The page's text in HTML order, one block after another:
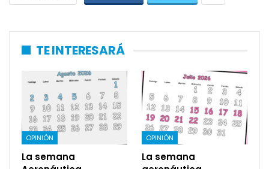
TE INTERESARÁ
OPINIÓN
La semana
OPINIÓN
La semana